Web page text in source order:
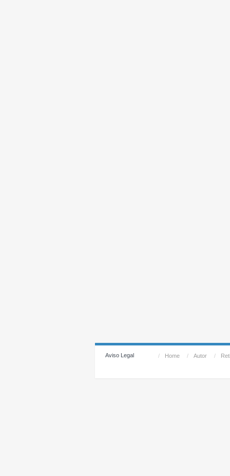
Aviso Legal / Home / Autor /